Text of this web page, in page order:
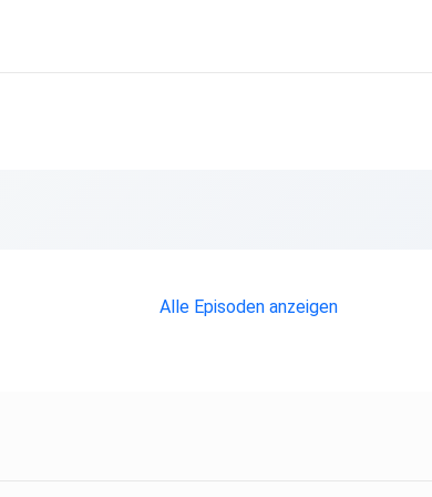
Alle Episoden anzeigen